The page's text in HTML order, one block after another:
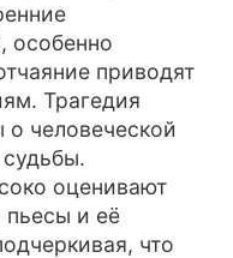
особенно
приводят
Трагедия
человеческой
оценивают
пьесы и её
что